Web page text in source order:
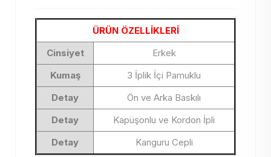
ÜRÜN ÖZELLİKLERİ
Cinsiyet
Erkek
Kumaş
3 İplik İçi Pamuklu
Detay
Ön ve Arka Baskılı
Detay
Kapüşonlu ve Kordon İpli
Detay
Kanguru Cepli